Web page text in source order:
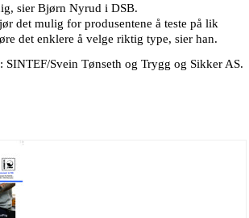
sier Bjørn Nyrud i DSB.
det mulig for produsentene å teste på lik
det enklere å velge riktig type, sier han.
Svein Tønseth og Trygg og Sikker AS.